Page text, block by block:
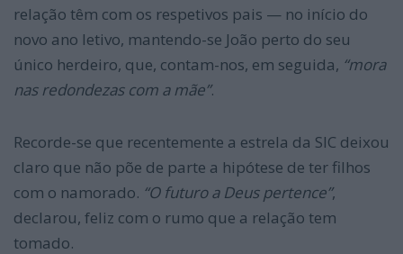
relação têm com os respetivos pais — no início do
novo ano letivo, mantendo-se João perto do seu
único herdeiro, que, contam-nos, em seguida, “mora
nas redondezas com a mãe”.
Recorde-se que recentemente a estrela da SIC deixou
claro que não põe de parte a hipótese de ter filhos
com o namorado. “O futuro a Deus pertence”,
declarou, feliz com o rumo que a relação tem
tomado.